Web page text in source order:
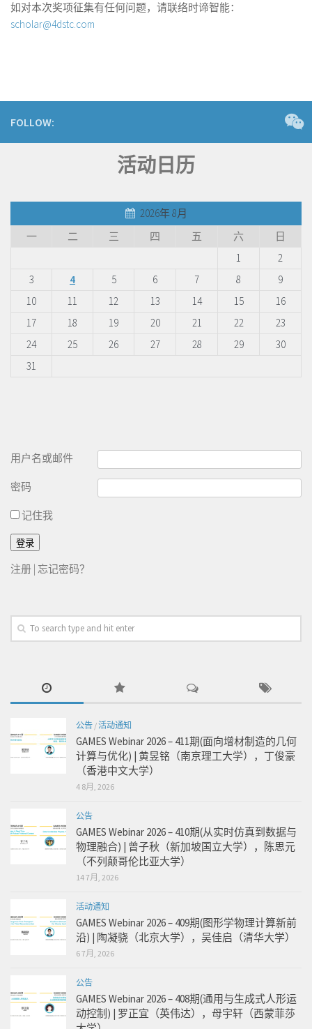
如对本次奖项征集有任何问题，请联络时谛智能：
scholar@4dstc.com
FOLLOW:
活动日历
2026年 8月
一
二 三 四 五 六
日
1
2
3
4 5 6 7 8
9
10
11 12 13 14 15
16
17
18 19 20 21 22
23
24
25 26 27 28 29
30
31
用户名或邮件
密码
记住我
注册 | 忘记密码？
公告 /活动通知
GAMES Webinar 2026 – 411期(面向增材制造的几何
计算与优化) | 黄昱铭（南京理工大学），丁俊豪
（香港中文大学）
4 8月, 2026
公告
GAMES Webinar 2026 – 410期(从实时仿真到数据与
物理融合) | 曾子秋（新加坡国立大学），陈思元
（不列颠哥伦比亚大学）
14 7月, 2026
活动通知
GAMES Webinar 2026 – 409期(图形学物理计算新前
沿) | 陶凝骁（北京大学），吴佳启（清华大学）
6 7月, 2026
公告
GAMES Webinar 2026 – 408期(通用与生成式人形运
动控制) | 罗正宜（英伟达），母宇轩（西蒙菲莎